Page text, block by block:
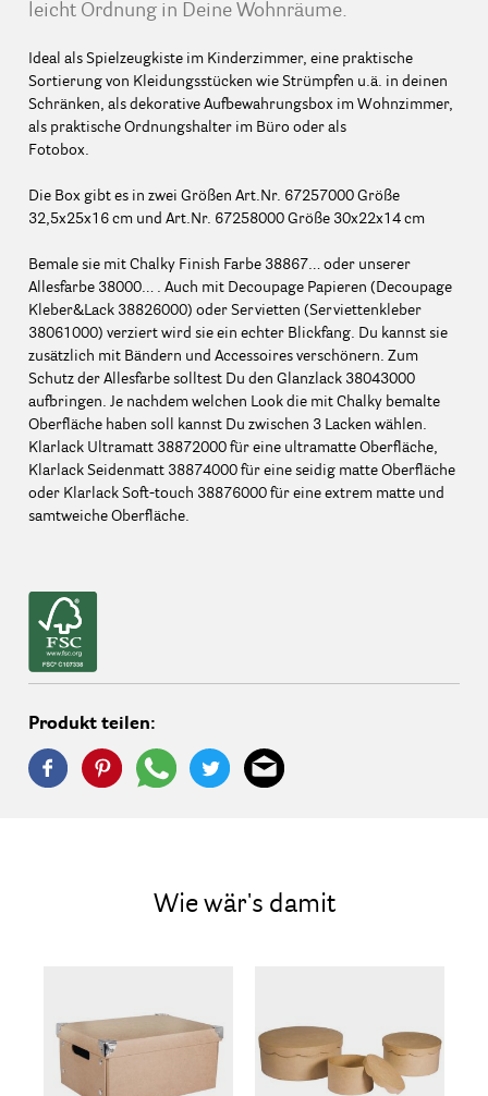
leicht Ordnung in Deine Wohnräume.
Ideal als Spielzeugkiste im Kinderzimmer, eine praktische
Sortierung von Kleidungsstücken wie Strümpfen u.ä. in deinen
Schränken, als dekorative Aufbewahrungsbox im Wohnzimmer,
als praktische Ordnungshalter im Büro oder als
Fotobox.
Die Box gibt es in zwei Größen Art.Nr. 67257000 Größe
32,5x25x16 cm und Art.Nr. 67258000 Größe 30x22x14 cm
Bemale sie mit Chalky Finish Farbe 38867… oder unserer
Allesfarbe 38000… . Auch mit Decoupage Papieren (Decoupage
Kleber&Lack 38826000) oder Servietten (Serviettenkleber
38061000) verziert wird sie ein echter Blickfang. Du kannst sie
zusätzlich mit Bändern und Accessoires verschönern. Zum
Schutz der Allesfarbe solltest Du den Glanzlack 38043000
aufbringen. Je nachdem welchen Look die mit Chalky bemalte
Oberfläche haben soll kannst Du zwischen 3 Lacken wählen.
Klarlack Ultramatt 38872000 für eine ultramatte Oberfläche,
Klarlack Seidenmatt 38874000 für eine seidig matte Oberfläche
oder Klarlack Soft-touch 38876000 für eine extrem matte und
samtweiche Oberfläche.
Produkt teilen:
Wie wär's damit